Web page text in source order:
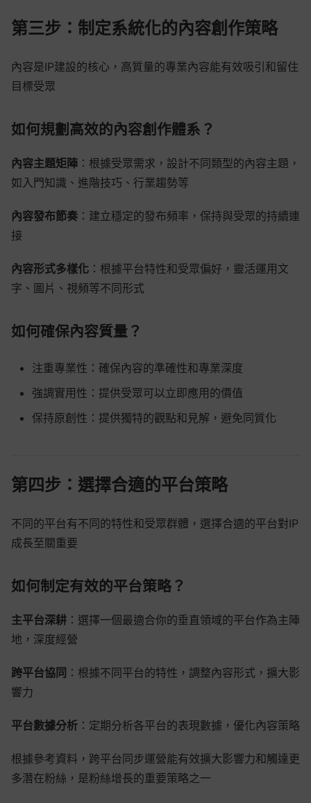
第三步：制定系統化的內容創作策略
內容是IP建設的核心，高質量的專業內容能有效吸引和留住
目標受眾
如何規劃高效的內容創作體系？
內容主題矩陣 ：根據受眾需求，設計不同類型的內容主題，
如入門知識、進階技巧、行業趨勢等
內容發布節奏 ：建立穩定的發布頻率，保持與受眾的持續連
接
內容形式多樣化 ：根據平台特性和受眾偏好，靈活運用文
字、圖片、視頻等不同形式
如何確保內容質量？
注重專業性：確保內容的準確性和專業深度
強調實用性：提供受眾可以立即應用的價值
保持原創性：提供獨特的觀點和見解，避免同質化
第四步：選擇合適的平台策略
不同的平台有不同的特性和受眾群體，選擇合適的平台對IP
成長至關重要
如何制定有效的平台策略？
主平台深耕 ：選擇一個最適合你的垂直領域的平台作為主陣
地，深度經營
跨平台協同 ：根據不同平台的特性，調整內容形式，擴大影
響力
平台數據分析 ：定期分析各平台的表現數據，優化內容策略
根據參考資料，跨平台同步運營能有效擴大影響力和觸達更
多潛在粉絲，是粉絲增長的重要策略之一